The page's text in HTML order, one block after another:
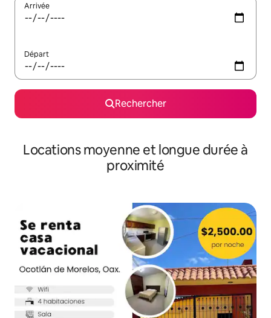
Arrivée
Départ
Rechercher
Locations moyenne et longue durée à
proximité